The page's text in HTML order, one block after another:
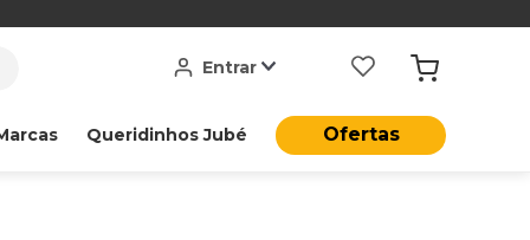
Entrar
Queridinhos Jubé Ofertas